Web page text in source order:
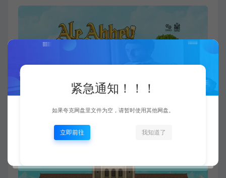
紧急通知！！！
如果夸克网盘里文件为空，请暂时使用其他网盘。
立即前往 我知道了